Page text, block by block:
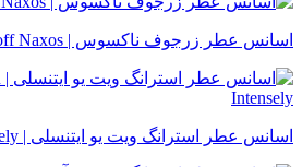
اسانس عطر زرجوف ناکسوس | Xerjoff Naxos
اسانس عطر استرانگ ویت یو ایتنسلی | Stronger With You Intensely